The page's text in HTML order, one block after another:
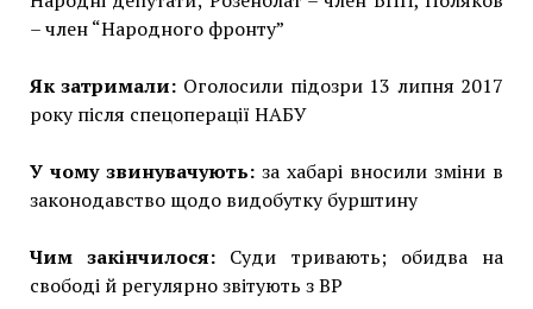
– член “Народного фронту”
Як затримали: Оголосили підозри 13 липня 2017
року після спецоперації НАБУ
У чому звинувачують: за хабарі вносили зміни в
законодавство щодо видобутку бурштину
Чим закінчилося: Суди тривають; обидва на
свободі й регулярно звітують з ВР